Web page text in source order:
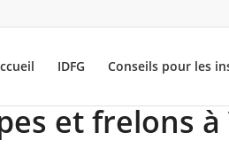
IDFG Conseils pour les
et frelons